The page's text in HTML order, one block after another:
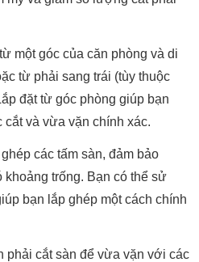
một góc của căn phòng và di
từ phải sang trái (tùy thuộc
đặt từ góc phòng giúp bạn
và vừa vặn chính xác.
các tấm sàn, đảm bảo
khoảng trống. Bạn có thể sử
bạn lắp ghép một cách chính
phải cắt sàn để vừa vặn với các